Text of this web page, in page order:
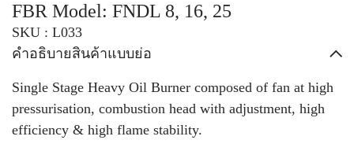
FBR Model: FNDL 8, 16, 25
SKU : L033
คำอธิบายสินค้าแบบย่อ
Single Stage Heavy Oil Burner composed of fan at high
pressurisation, combustion head with adjustment, high
efficiency & high flame stability.